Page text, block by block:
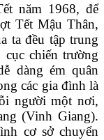
năm 1968, để
Tết Mậu Thân,
ta đều tập trung
chiến trường
dàng ém quân
các gia đình là
người một nơi,
(Vinh Giang).
cơ sở chuyển